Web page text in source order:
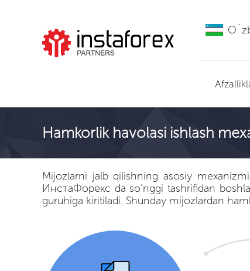
Hamkorlik havolasi ishlash
Mijozlarni jalb qilishning asosiy
ИнстаФорекс da so’nggi tashrifidan
guruhiga kiritiladi. Shunday mijozlardan